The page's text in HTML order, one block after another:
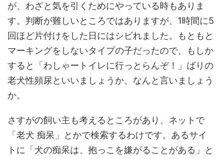
が、わざと気を引くためにやっている時もありま
す。判断が難しいところではありますが、1時間に5
回ほど片付けをした日にはシビれました。もともと
マーキングをしないタイプの子だったので、もしか
すると「わしゃートイレに行っとらんぞ！」ばりの
老犬性頻尿といいましょうか、なんと言いましょう
か。
さすがの飼い主も考えるところがあり、ネットで
「老犬 痴呆」とかで検索するわけです。あるサイ
トに「犬の痴呆は、抱っこを嫌がることがある」と